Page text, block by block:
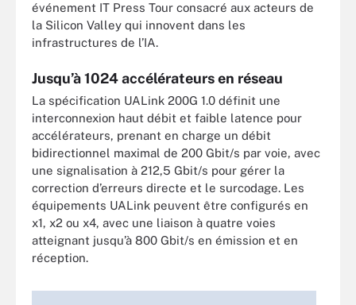
événement IT Press Tour consacré aux acteurs de
la Silicon Valley qui innovent dans les
infrastructures de l’IA.
Jusqu’à 1024 accélérateurs en réseau
La spécification UALink 200G 1.0 définit une
interconnexion haut débit et faible latence pour
accélérateurs, prenant en charge un débit
bidirectionnel maximal de 200 Gbit/s par voie, avec
une signalisation à 212,5 Gbit/s pour gérer la
correction d’erreurs directe et le surcodage. Les
équipements UALink peuvent être configurés en
x1, x2 ou x4, avec une liaison à quatre voies
atteignant jusqu’à 800 Gbit/s en émission et en
réception.